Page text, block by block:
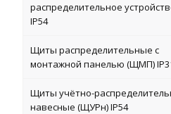
распределительное
IP54
Щиты распределительные с
монтажной панелью (ЩМП)
Щиты учётно-
навесные (ЩУРн) IP54